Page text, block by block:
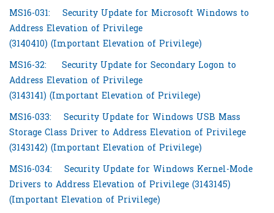
MS16-031:
Security Update for Microsoft Windows to
Address Elevation of Privilege
(3140410) (Important Elevation of Privilege)
MS16-32:
Security Update for Secondary Logon to
Address Elevation of Privilege
(3143141) (Important Elevation of Privilege)
MS16-033:
Security Update for Windows USB Mass
Storage Class Driver to Address Elevation of Privilege
(3143142) (Important Elevation of Privilege)
MS16-034:
Security Update for Windows Kernel-Mode
Drivers to Address Elevation of Privilege (3143145)
(Important Elevation of Privilege)